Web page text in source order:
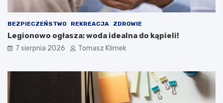
BEZPIECZEŃSTWO REKREACJA ZDROWIE
Legionowo ogłasza: woda idealna do kąpieli!
7 sierpnia 2026 Tomasz Klimek